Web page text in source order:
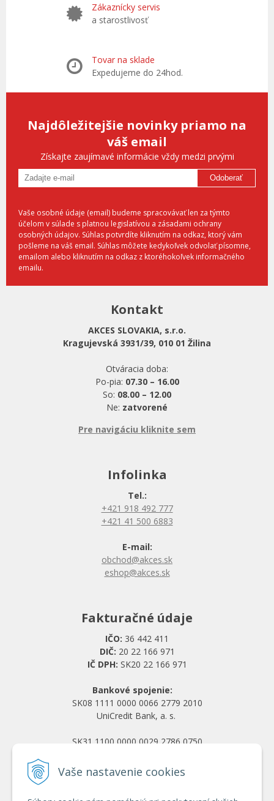
Vaše nastavenie cookies
Zákaznícky servis
a starostlivosť
Tovar na sklade
Expedujeme do 24hod.
Najdôležitejšie novinky priamo na
váš email
Získajte zaujímavé informácie vždy medzi prvými
Odoberať
Vaše osobné údaje (email) budeme spracovávať len za týmto
účelom v súlade s platnou legislatívou a zásadami ochrany
osobných údajov. Súhlas potvrdíte kliknutím na odkaz, ktorý vám
pošleme na váš email. Súhlas môžete kedykoľvek odvolať písomne,
emailom alebo kliknutím na odkaz z ktoréhokoľvek informačného
emailu.
Kontakt
AKCES SLOVAKIA, s.r.o.
Kragujevská 3931/39, 010 01 Žilina
Otváracia doba:
Po-pia: 07.30 – 16.00
So: 08.00 – 12.00
Ne: zatvorené
Pre navigáciu kliknite sem
Infolinka
Tel.:
+421 918 492 777
+421 41 500 6883
E-mail:
obchod@akces.sk
eshop@akces.sk
Fakturačné údaje
IČO: 36 442 411
DIČ: 20 22 166 971
IČ DPH: SK20 22 166 971
Bankové spojenie:
SK08 1111 0000 0066 2779 2010
UniCredit Bank, a. s.
SK31 1100 0000 0029 2786 0750